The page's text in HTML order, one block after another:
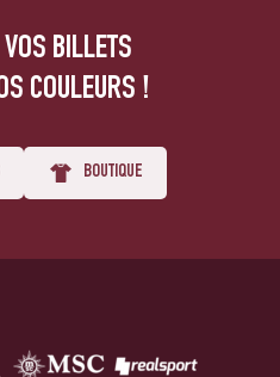
BILLETS
COULEURS !
BOUTIQUE